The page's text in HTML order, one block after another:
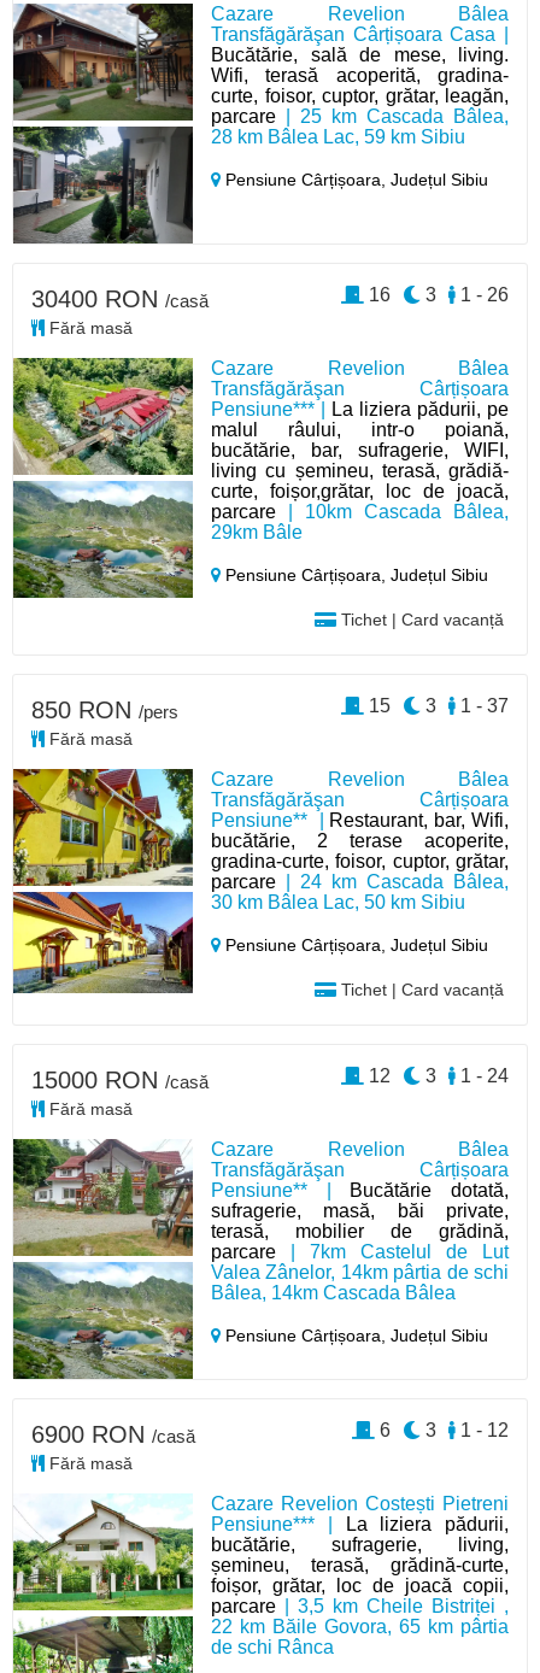
Cazare Revelion Bâlea
Transfăgărăşan Cârțișoara Casa |
Bucătărie, sală de mese, living.
Wifi, terasă acoperită, gradina-
curte, foisor, cuptor, grătar, leagăn,
parcare | 25 km Cascada Bâlea,
28 km Bâlea Lac, 59 km Sibiu
Pensiune Cârțișoara,Județul Sibiu
Cazare Revelion Bâlea
Transfăgărăşan Cârțișoara
Pensiune*** |
La liziera pădurii, pe
malul râului, intr-o poiană,
bucătărie, bar, sufragerie, WIFI,
living cu șemineu, terasă, grădiă-
curte, foișor,grătar, loc de joacă,
parcare | 10km Cascada Bâlea,
29km Bâle
Pensiune Cârțișoara,Județul Sibiu
Tichet | Card vacanță
30400 RON /casă
Fără masă
1 - 26
3
16
Cazare Revelion Bâlea
Transfăgărăşan Cârțișoara
Pensiune** | Restaurant, bar, Wifi,
bucătărie, 2 terase acoperite,
gradina-curte, foisor, cuptor, grătar,
parcare | 24 km Cascada Bâlea,
30 km Bâlea Lac, 50 km Sibiu
Pensiune Cârțișoara,Județul Sibiu
Tichet | Card vacanță
850 RON /pers
Fără masă
1 - 37
3
15
Cazare Revelion Bâlea
Transfăgărăşan Cârțișoara
Pensiune** | Bucătărie dotată,
sufragerie, masă, băi private,
terasă, mobilier de grădină,
parcare | 7km Castelul de Lut
Valea Zânelor, 14km pârtia de schi
Bâlea, 14km Cascada Bâlea
Pensiune Cârțișoara,Județul Sibiu
15000 RON /casă
Fără masă
1 - 24
3
12
Cazare Revelion Costești Pietreni
Pensiune*** |
La liziera pădurii,
bucătărie, sufragerie, living,
șemineu, terasă, grădină-curte,
foișor, grătar, loc de joacă copii,
parcare | 3,5 km Cheile Bistriței ,
22 km Băile Govora, 65 km pârtia
de schi Rânca
6900 RON /casă
Fără masă
1 - 12
3
6